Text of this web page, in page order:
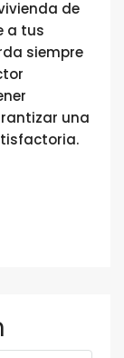
de
a tus
siempre
una